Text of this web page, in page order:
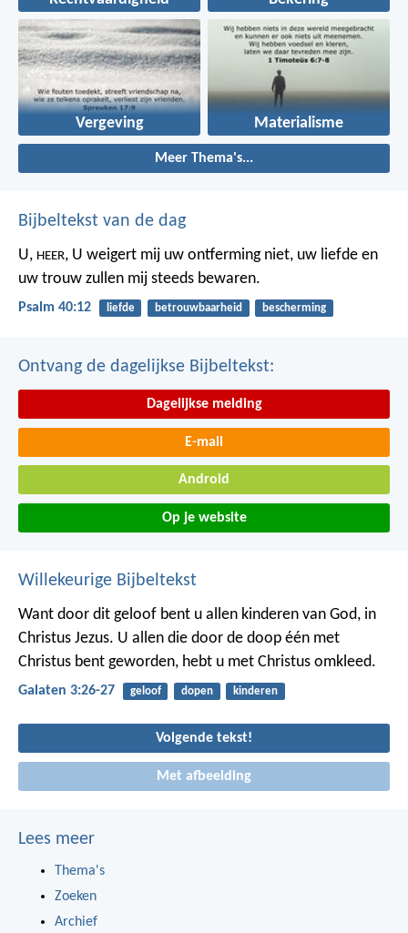
Vergeving Materialisme
Meer Thema's...
Bijbeltekst van de dag
U, HEER, U weigert mij uw ontferming niet, uw liefde en
uw trouw zullen mij steeds bewaren.
Psalm 40:12 liefde betrouwbaarheid bescherming
Ontvang de dagelijkse Bijbeltekst:
Dagelijkse melding
E-mail
Android
Op je website
Willekeurige Bijbeltekst
Want door dit geloof bent u allen kinderen van God, in
Christus Jezus. U allen die door de doop één met
Christus bent geworden, hebt u met Christus omkleed.
Galaten 3:26-27 geloof dopen kinderen
Volgende tekst!
Met afbeelding
Lees meer
Thema's
Zoeken
Archief